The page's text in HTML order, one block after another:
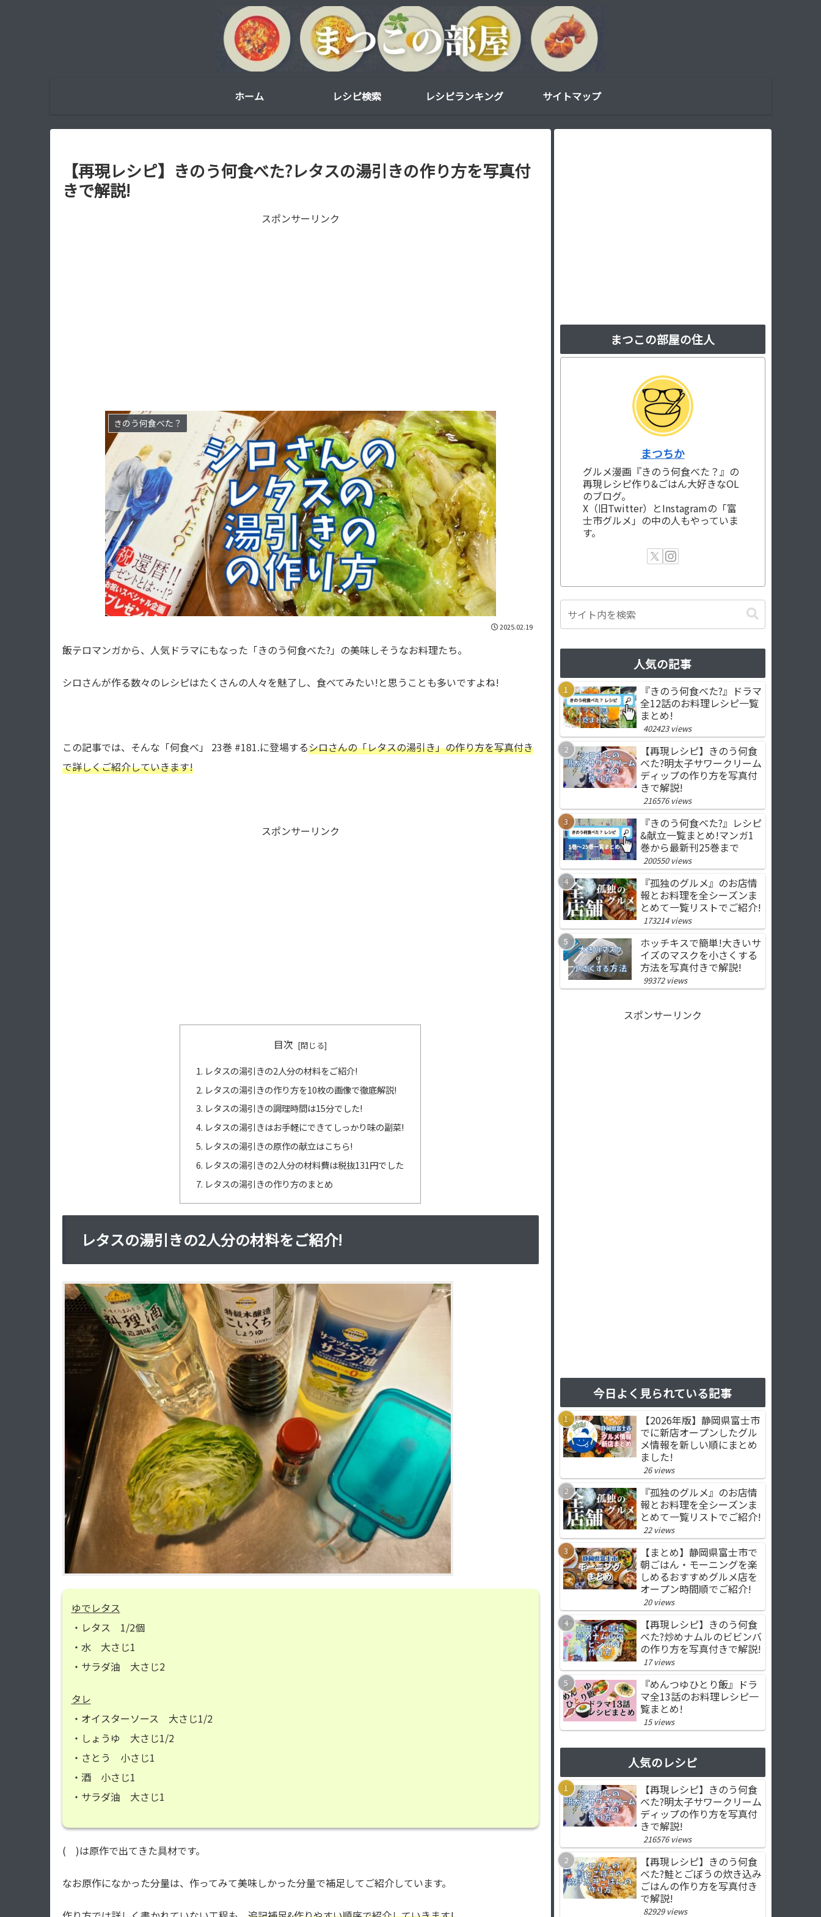
ホーム レシピ検索 レシピランキング サイトマップ
【再現レシピ】きのう何食べた?レタスの湯引きの作り方を写真付
きで解説!
スポンサーリンク
きのう何食べた？
2025.02.19
飯テロマンガから、人気ドラマにもなった「きのう何食べた?」の美味しそうなお料理たち。
シロさんが作る数々のレシピはたくさんの人々を魅了し、食べてみたい!と思うことも多いですよね!
この記事では、そんな「何食べ」 23巻 #181.に登場するシロさんの「レタスの湯引き」の作り方を写真付き
で詳しくご紹介していきます!
スポンサーリンク
目次
レタスの湯引きの2人分の材料をご紹介!
レタスの湯引きの作り方を10枚の画像で徹底解説!
レタスの湯引きの調理時間は15分でした!
レタスの湯引きはお手軽にできてしっかり味の副菜!
レタスの湯引きの原作の献立はこちら!
レタスの湯引きの2人分の材料費は税抜131円でした
レタスの湯引きの作り方のまとめ
レタスの湯引きの2人分の材料をご紹介!
ゆでレタス
・レタス 1/2個
・水 大さじ1
・サラダ油 大さじ2
タレ
・オイスターソース 大さじ1/2
・しょうゆ 大さじ1/2
・さとう 小さじ1
・酒 小さじ1
・サラダ油 大さじ1
( )は原作で出てきた具材です。
なお原作になかった分量は、作ってみて美味しかった分量で補足してご紹介しています。
まつこの部屋の住人
まつちか
グルメ漫画『きのう何食べた？』の
再現レシピ作り&ごはん大好きなOL
のブログ。
X（旧Twitter）とInstagramの「富
士市グルメ」の中の人もやっていま
す。
人気の記事
『きのう何食べた?』ドラマ
全12話のお料理レシピ一覧
まとめ!
402423 views
【再現レシピ】きのう何食
べた?明太子サワークリーム
ディップの作り方を写真付
きで解説!
216576 views
『きのう何食べた?』レシピ
&献立一覧まとめ!マンガ1
巻から最新刊25巻まで
200550 views
『孤独のグルメ』のお店情
報とお料理を全シーズンま
とめて一覧リストでご紹介!
173214 views
ホッチキスで簡単!大きいサ
イズのマスクを小さくする
方法を写真付きで解説!
99372 views
スポンサーリンク
今日よく見られている記事
【2026年版】静岡県富士市
でに新店オープンしたグル
メ情報を新しい順にまとめ
ました!
26 views
『孤独のグルメ』のお店情
報とお料理を全シーズンま
とめて一覧リストでご紹介!
22 views
【まとめ】静岡県富士市で
朝ごはん・モーニングを楽
しめるおすすめグルメ店を
オープン時間順でご紹介!
20 views
【再現レシピ】きのう何食
べた?炒めナムルのビビンバ
の作り方を写真付きで解説!
17 views
『めんつゆひとり飯』ドラ
マ全13話のお料理レシピ一
覧まとめ!
15 views
人気のレシピ
【再現レシピ】きのう何食
べた?明太子サワークリーム
ディップの作り方を写真付
きで解説!
216576 views
【再現レシピ】きのう何食
べた?鮭とごぼうの炊き込み
ごはんの作り方を写真付き
で解説!
82929 views